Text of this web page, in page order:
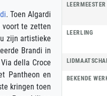
LEERLING
BEKENDE
. Toen Algardi
voort te zetten
zijn artistieke
Brandi in
della Croce
Pantheon en
kringen toen